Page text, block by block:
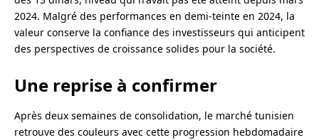
2024. Malgré des performances en demi-teinte en 2024, la
valeur conserve la confiance des investisseurs qui anticipent
des perspectives de croissance solides pour la société.
Une reprise à confirmer
Après deux semaines de consolidation, le marché tunisien
retrouve des couleurs avec cette progression hebdomadaire